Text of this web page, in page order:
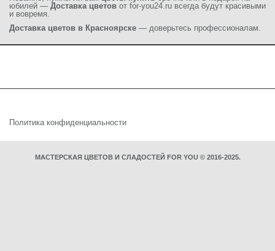
юбилей — Доставка цветов от for-you24.ru всегда будут красивыми
и вовремя.
Доставка цветов в Красноярске — доверьтесь профессионалам.
Политика конфиденциальности
МАСТЕРСКАЯ ЦВЕТОВ И СЛАДОСТЕЙ FOR YOU © 2016-2025.